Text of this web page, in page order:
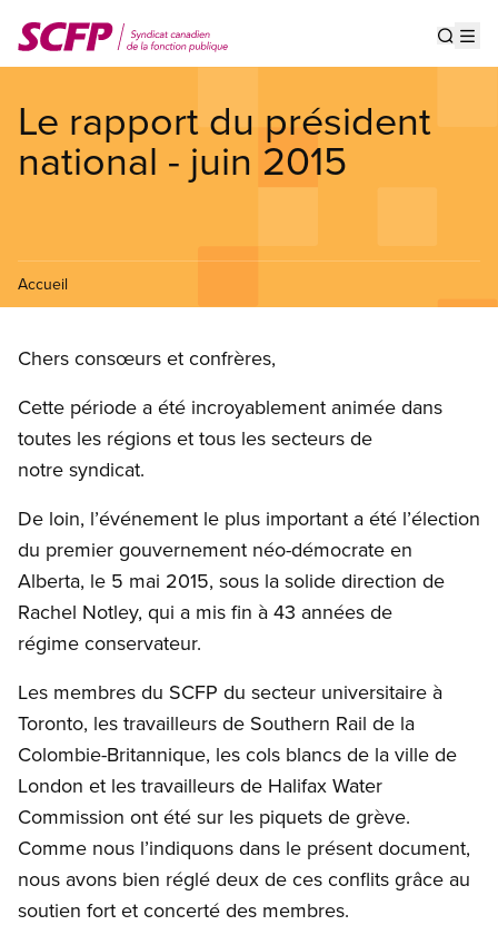
au
contenu
Le rapport du président
national - juin 2015
Accueil
Chers consœurs et confrères,
Cette période a été incroyablement animée dans
toutes les régions et tous les secteurs de
notre syndicat.
De loin, l’événement le plus important a été l’élection
du premier gouvernement néo-démocrate en
Alberta, le 5 mai 2015, sous la solide direction de
Rachel Notley, qui a mis fin à 43 années de
régime conservateur.
Les membres du SCFP du secteur universitaire à
Toronto, les travailleurs de Southern Rail de la
Colombie-Britannique, les cols blancs de la ville de
London et les travailleurs de Halifax Water
Commission ont été sur les piquets de grève.
Comme nous l’indiquons dans le présent document,
nous avons bien réglé deux de ces conflits grâce au
soutien fort et concerté des membres.